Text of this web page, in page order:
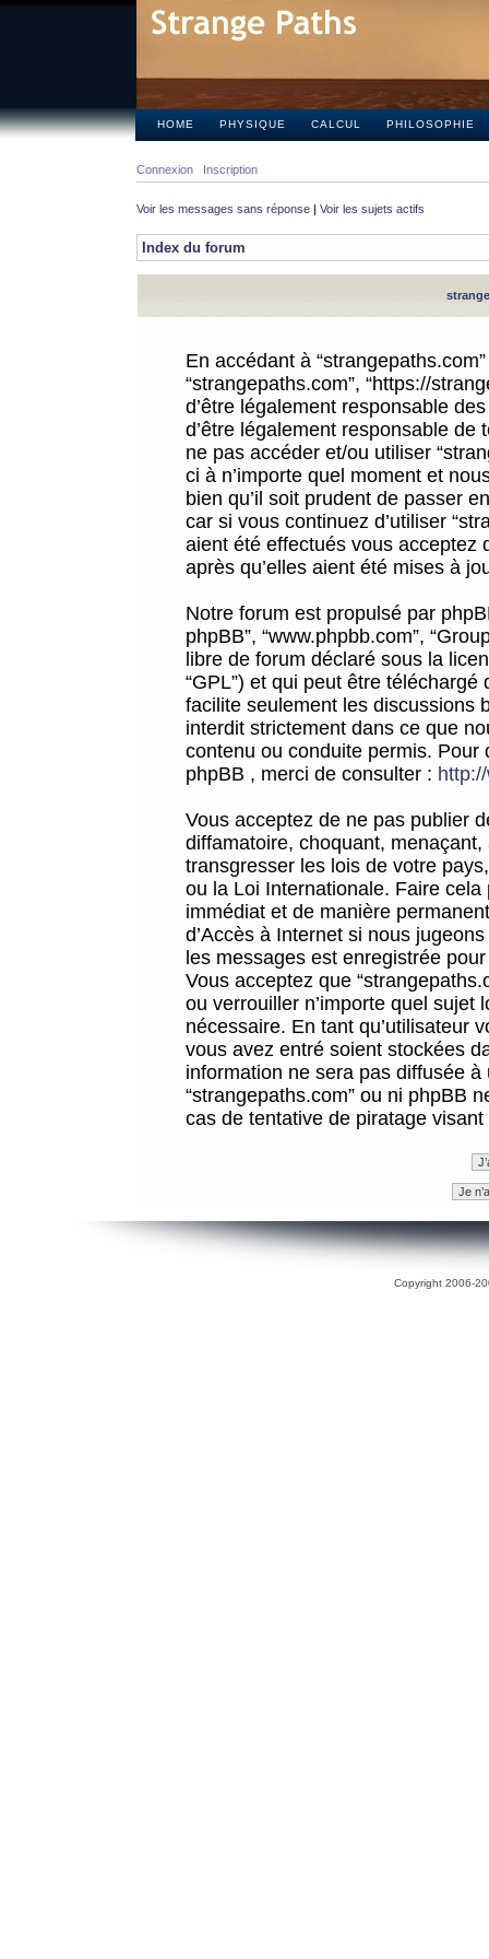
HOME PHYSIQUE CALCUL PHILOSOPHIE
Connexion Inscription
Voir les messages sans réponse | Voir les sujets actifs
Index du forum
En accédant à
“strangepaths.com”, “https://
d’être légalement responsable
d’être légalement responsable
ne pas accéder et/ou utiliser
ci à n’importe quel moment et
bien qu’il soit prudent de passer
car si vous continuez d’utiliser
aient été effectués vous acceptez
après qu’elles aient été mises à
Notre forum est propulsé par
phpBB”, “www.phpbb.com”,
libre de forum déclaré sous la
“GPL”) et qui peut être téléchargé
facilite seulement les discussions
interdit strictement dans ce que
contenu ou conduite permis.
phpBB , merci de consulter :
Vous acceptez de ne pas publier
diffamatoire, choquant,
transgresser les lois de votre
ou la Loi Internationale. Faire
immédiat et de manière
d’Accès à Internet si nous
les messages est enregistrée
Vous acceptez que
ou verrouiller n’importe quel sujet
nécessaire. En tant qu’utilisateur
vous avez entré soient stockées
information ne sera pas diffusée
“strangepaths.com” ou ni phpBB
cas de tentative de piratage
Copyright 2006-